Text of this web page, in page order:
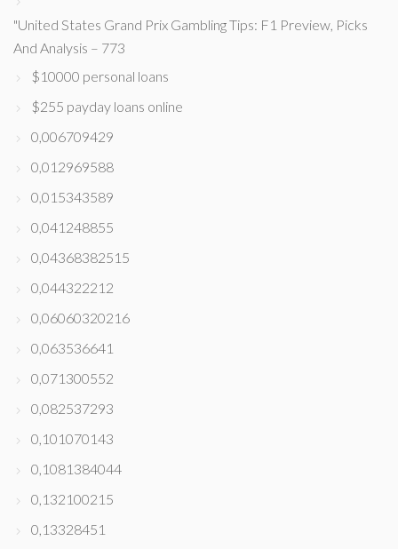
"United States Grand Prix Gambling Tips: F1 Preview, Picks
And Analysis – 773
$10000 personal loans
$255 payday loans online
0,006709429
0,012969588
0,015343589
0,041248855
0,04368382515
0,044322212
0,06060320216
0,063536641
0,071300552
0,082537293
0,101070143
0,1081384044
0,132100215
0,13328451